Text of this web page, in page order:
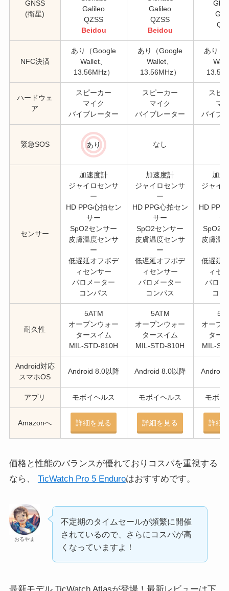
GNSS
(衛星)
Galileo
QZSS
Beidou
Galileo
QZSS
Beidou
NFC決済
あり（Google
Wallet、
13.56MHz）
あり（Google
Wallet、
13.56MHz）
あり（
ハードウェ
ア
スピーカー
マイク
バイブレーター
スピーカー
マイク
バイブレーター
スピ
マ
バイブ
緊急SOS あり なし
センサー
加速度計
ジャイロセンサ
ー
HD PPG心拍セン
サー
SpO2センサー
皮膚温度センサ
ー
低遅延オフボデ
ィセンサー
バロメーター
コンパス
加速度計
ジャイロセンサ
ー
HD PPG心拍セン
サー
SpO2センサー
皮膚温度センサ
ー
低遅延オフボデ
ィセンサー
バロメーター
コンパス
加速
ジャイ
HD PPG
サ
SpO2
皮膚温
低遅延
ィセ
バロメ
コン
耐久性
5ATM
オープンウォー
タースイム
MIL-STD-810H
5ATM
オープンウォー
タースイム
MIL-STD-810H
オープ
ター
MIL-
Android対応
スマホOS
Android 8.0以降 Android 8.0以降 Android
アプリ モボイヘルス モボイヘルス モボイ
Amazonへ 詳細を見る 詳細を見る 詳細
価格と性能のバランスが優れておりコスパを重視する
なら、 TicWatch Pro 5 Enduroはおすすめです。
おるやま
不定期のタイムセールが頻繁に開催
されているので、さらにコスパが高
くなっていますよ！